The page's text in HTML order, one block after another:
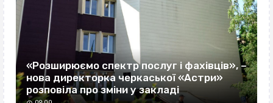
«Розширюємо спектр послуг і фахівців», –
нова директорка черкаської «Астри»
розповіла про зміни у закладі